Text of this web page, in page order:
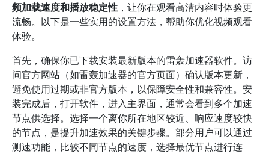
频加载速度和播放稳定性 ，让你在观看高清内容时体验更
流畅。以下是一些实用的设置方法，帮助你优化视频观看
体验。
首先，确保你已下载安装最新版本的雷轰加速器软件。访
问官方网站（如雷轰加速器的官方页面）确认版本更新，
避免使用过期或非官方版本，以保障安全性和兼容性。安
装完成后，打开软件，进入主界面，通常会看到多个加速
节点供选择。选择一个离你所在地区较近、响应速度较快
的节点，是提升加速效果的关键步骤。部分用户可以通过
测速功能，比较不同节点的速度，选择最优节点进行连